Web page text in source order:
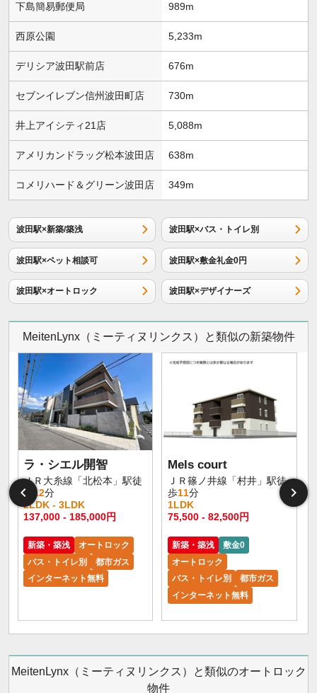
下島簡易郵便局 989m
西原公園 5,233m
デリシア波田駅前店 676m
セブンイレブン信州波田町店 730m
井上アイシティ21店 5,088m
アメリカンドラッグ松本波田店 638m
コメリハード＆グリーン波田店 349m
波田駅×新築/築浅 波田駅×バス・トイレ別
波田駅×ペット相談可 波田駅×敷金礼金0円
波田駅×オートロック 波田駅×デザイナーズ
MeitenLynx（ミーティヌリンクス）と類似の新築物件
ラ・シエル開智
ＪＲ大糸線「北松本」駅徒
歩
12分
2LDK - 3LDK
137,000 - 185,000円
新築・築浅
オートロック
バス・トイレ別
都市ガス
インターネット無料
Mels court
ＪＲ篠ノ井線「村井」駅徒
歩11分
1LDK
75,500 - 82,500円
新築・築浅
敷金0
オートロック
バス・トイレ別
都市ガス
インターネット無料
MeitenLynx（ミーティヌリンクス）と類似のオートロック
物件